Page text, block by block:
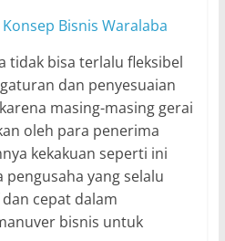
Bisnis Waralaba
tidak bisa terlalu fleksibel
dan penyesuaian
masing-masing gerai
oleh para penerima
kekakuan seperti ini
yang selalu
cepat dalam
bisnis untuk